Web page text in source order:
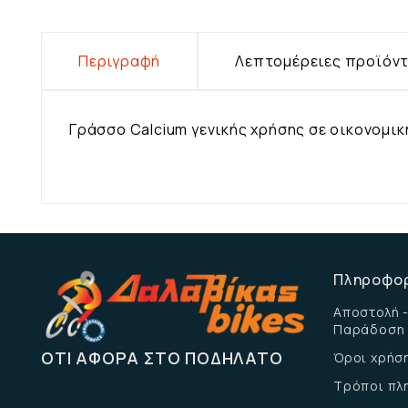
Περιγραφή Λεπτομέρειες
Γράσσο Calcium γενικής χρήσης σε
ΌΤΙ ΑΦΟΡΆ ΣΤΟ ΠΟΔΉΛΑΤΟ
Αποστολή
Παράδοση
Όροι
Τρόποι